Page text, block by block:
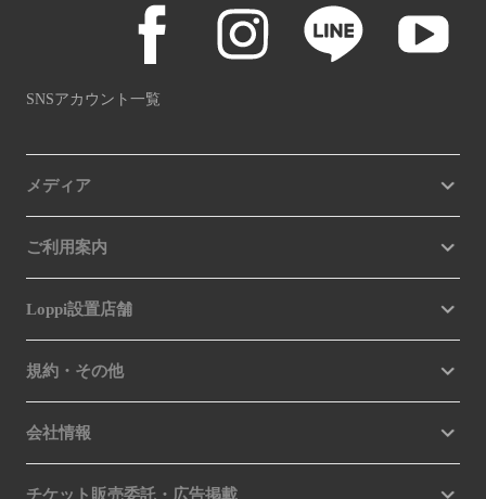
SNSアカウント一覧
メディア
ご利用案内
Loppi設置店舗
規約・その他
会社情報
チケット販売委託・広告掲載